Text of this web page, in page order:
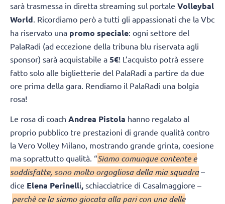
sarà trasmessa in diretta streaming sul portale Volleybal
World. Ricordiamo però a tutti gli appassionati che la Vbc
ha riservato una promo speciale: ogni settore del
PalaRadi (ad eccezione della tribuna blu riservata agli
sponsor) sarà acquistabile a 5€! L’acquisto potrà essere
fatto solo alle biglietterie del PalaRadi a partire da due
ore prima della gara. Rendiamo il PalaRadi una bolgia
rosa!
Le rosa di coach Andrea Pistola hanno regalato al
proprio pubblico tre prestazioni di grande qualità contro
la Vero Volley Milano, mostrando grande grinta, coesione
ma soprattutto qualità. “Siamo comunque contente e
soddisfatte, sono molto orgogliosa della mia squadra–
dice Elena Perinelli, schiacciatrice di Casalmaggiore –
perchè ce la siamo giocata alla pari con una delle